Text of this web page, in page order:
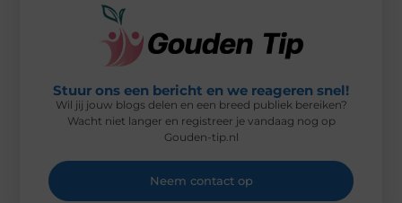
Stuur ons een bericht en we reageren snel!
Wil jij jouw blogs delen en een breed publiek bereiken?
Wacht niet langer en registreer je vandaag nog op
Gouden-tip.nl
Neem contact op